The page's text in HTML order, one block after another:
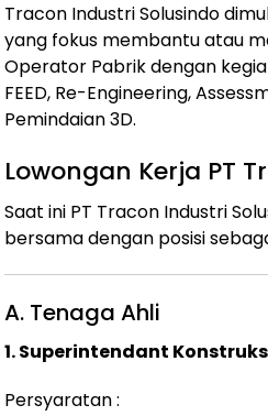
Tracon Industri Solusindo
yang fokus membantu atau
Operator Pabrik dengan
FEED, Re-Engineering,
Pemindaian 3D.
Lowongan Kerja PT
Saat ini PT Tracon Industri
bersama dengan posisi
A. Tenaga Ahli
1. Superintendant
Persyaratan :